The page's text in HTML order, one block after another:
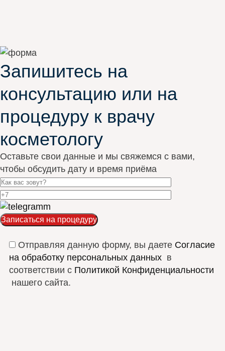
Запишитесь на
консультацию или на
процедуру к врачу
косметологу
Оставьте свои данные и мы свяжемся с вами,
чтобы обсудить дату и время приёма
Отправляя данную форму, вы даете Согласие
на обработку персональных данных в
соответствии с Политикой Конфиденциальности
нашего сайта.